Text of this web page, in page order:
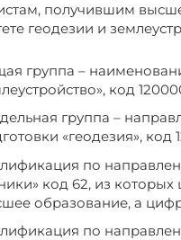
получившим
геодезии и
группа –
код
группа –
«геодезия», код
по
код 62, из которых
образование, а
по